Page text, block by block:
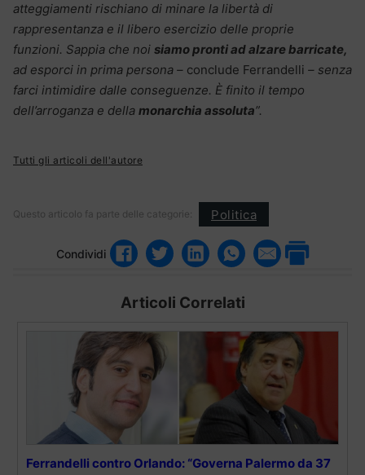
atteggiamenti rischiano di minare la libertà di
rappresentanza e il libero esercizio delle proprie
funzioni. Sappia che noi siamo pronti ad alzare barricate,
ad esporci in prima persona – conclude Ferrandelli – senza
farci intimidire dalle conseguenze. È finito il tempo
dell’arroganza e della monarchia assoluta”.
Tutti gli articoli dell'autore
Questo articolo fa parte delle categorie: Politica
Condividi
Articoli Correlati
Ferrandelli contro Orlando: “Governa Palermo da 37